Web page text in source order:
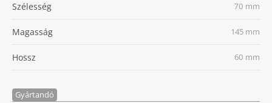
Szélesség 70 mm
Magasság 145 mm
Hossz 60 mm
Gyártandó